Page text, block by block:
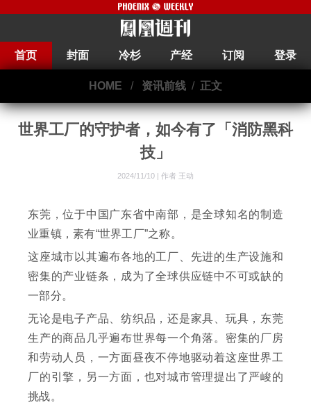
首页 封面 冷杉 产经 订阅 登录
HOME / 资讯前线 / 正文
世界工厂的守护者，如今有了「消防黑科
技」
2024/11/10 | 作者 王动
东莞，位于中国广东省中南部，是全球知名的制造
业重镇，素有“世界工厂”之称。
这座城市以其遍布各地的工厂、先进的生产设施和
密集的产业链条，成为了全球供应链中不可或缺的
一部分。
无论是电子产品、纺织品，还是家具、玩具，东莞
生产的商品几乎遍布世界每一个角落。密集的厂房
和劳动人员，一方面昼夜不停地驱动着这座世界工
厂的引擎，另一方面，也对城市管理提出了严峻的
挑战。